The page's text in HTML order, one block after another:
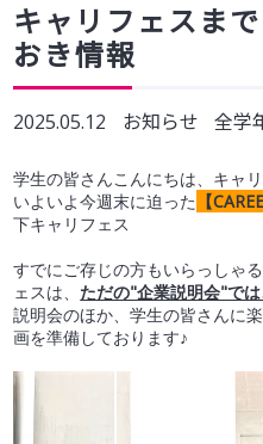
卒業
受験
キャリフェスま
おき情報
2025.05.12 お知らせ 全学
学生の皆さんこんにちは、キャ
いよいよ今週末に迫った 【
下キャリフェス
すでにご存じの方もいらっしゃ
ェスは、 ただの"企業説明会"で
説明会のほか、学生の皆さんに
画を準備しております♪